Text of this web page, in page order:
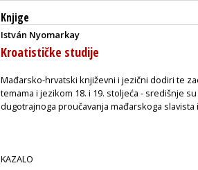
Knjige
István Nyomarkay
Kroatističke studije
Mađarsko-hrvatski književni i jezični dodiri te
temama i jezikom 18. i 19. stoljeća - središnje
dugotrajnoga proučavanja mađarskoga
KAZALO